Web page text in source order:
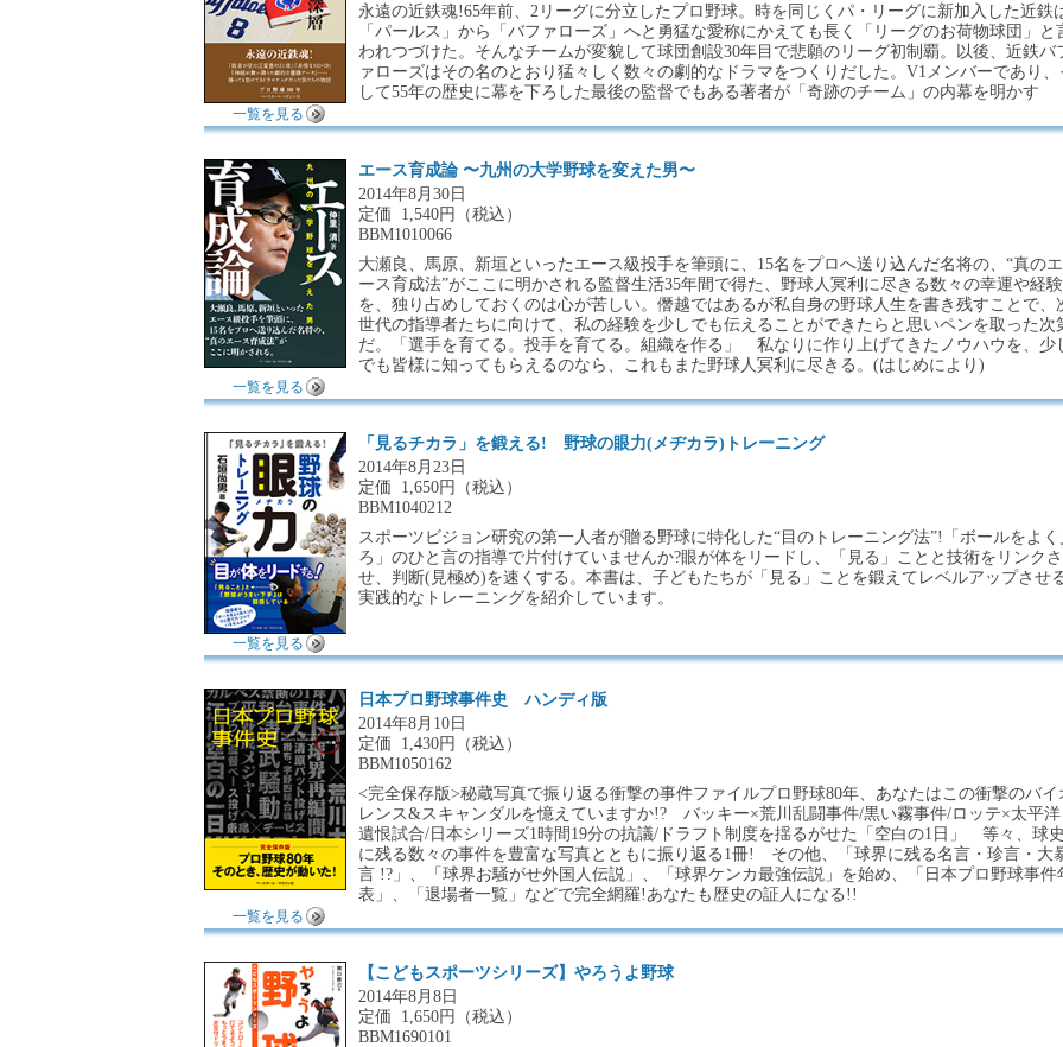
永遠の近鉄魂!65年前、2リーグに分立したプロ野球。時を同じくパ・リーグに新加入した近鉄
「パールス」から「バファローズ」へと勇猛な愛称にかえても長く「リーグのお荷物球団」と
われつづけた。そんなチームが変貌して球団創設30年目で悲願のリーグ初制覇。以後、近鉄バ
ァローズはその名のとおり猛々しく数々の劇的なドラマをつくりだした。V1メンバーであり、
して55年の歴史に幕を下ろした最後の監督でもある著者が「奇跡のチーム」の内幕を明かす
一覧を見る
エース育成論 〜九州の大学野球を変えた男〜
2014年8月30日
定価 1,540円（税込）
BBM1010066
大瀬良、馬原、新垣といったエース級投手を筆頭に、15名をプロへ送り込んだ名将の、“真のエ
ース育成法”がここに明かされる監督生活35年間で得た、野球人冥利に尽きる数々の幸運や経験
を、独り占めしておくのは心が苦しい。僭越ではあるが私自身の野球人生を書き残すことで、
世代の指導者たちに向けて、私の経験を少しでも伝えることができたらと思いペンを取った次
だ。「選手を育てる。投手を育てる。組織を作る」 私なりに作り上げてきたノウハウを、少
でも皆様に知ってもらえるのなら、これもまた野球人冥利に尽きる。(はじめにより)
一覧を見る
「見るチカラ」を鍛える! 野球の眼力(メヂカラ)トレーニング
2014年8月23日
定価 1,650円（税込）
BBM1040212
スポーツビジョン研究の第一人者が贈る野球に特化した“目のトレーニング法”!「ボールをよく
ろ」のひと言の指導で片付けていませんか?眼が体をリードし、「見る」ことと技術をリンクさ
せ、判断(見極め)を速くする。本書は、子どもたちが「見る」ことを鍛えてレベルアップさせ
実践的なトレーニングを紹介しています。
一覧を見る
日本プロ野球事件史 ハンディ版
2014年8月10日
定価 1,430円（税込）
BBM1050162
<完全保存版>秘蔵写真で振り返る衝撃の事件ファイルプロ野球80年、あなたはこの衝撃のバイ
レンス&スキャンダルを憶えていますか!? バッキー×荒川乱闘事件/黒い霧事件/ロッテ×太平洋
遺恨試合/日本シリーズ1時間19分の抗議/ドラフト制度を揺るがせた「空白の1日」 等々、球史
に残る数々の事件を豊富な写真とともに振り返る1冊! その他、「球界に残る名言・珍言・大
言 !?」、「球界お騒がせ外国人伝説」、「球界ケンカ最強伝説」を始め、「日本プロ野球事件
表」、「退場者一覧」などで完全網羅!あなたも歴史の証人になる!!
一覧を見る
【こどもスポーツシリーズ】やろうよ野球
2014年8月8日
定価 1,650円（税込）
BBM1690101